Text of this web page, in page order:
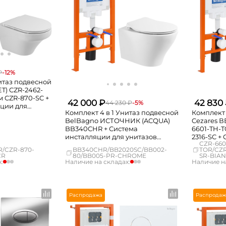
-12%
подвесной
CZR-2462-
CZR-870-SC +
для
CZR-870-
Нет в наличии
мало
Нет в наличии
Нет в наличии
42 000 ₽44 230 ₽-5%
Комплект 4 в 1 Унитаз подвесной
BelBagno ИСТОЧНИК (ACQUA)
BB340CHR + Система
инсталляции для унитазов
кнопкой смыва BB005-PR-
CHROME
BB340CHR/BB2020SC/BB002-
80/BB005-PR-CHROME
Наличие на складах:
Краснодар
Нет в наличии
Новосибирск
Екатеринбург
Нет в наличии
Нет в наличии
42 830
Комплект
Cezares
6601-TH-
2316-SC
для
80 с кнопкой смыва BB014-SR-
BIANCO
CZR-
TOR/
SR-
Наличие
Краснодар
Новосибирск
Распродажа